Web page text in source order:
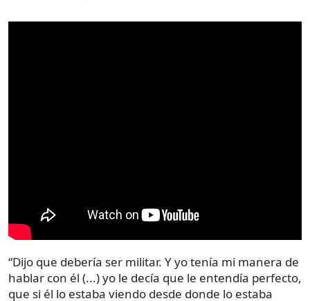
“Dijo que debería ser militar. Y yo tenía mi manera de
hablar con él (...) yo le decía que le entendía perfecto,
que si él lo estaba viendo desde donde lo estaba